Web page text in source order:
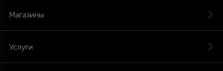
Магазины
Услуги